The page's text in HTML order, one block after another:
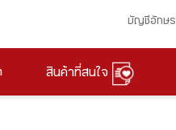
บัญชีอักษร
สินค้าที่สนใจ